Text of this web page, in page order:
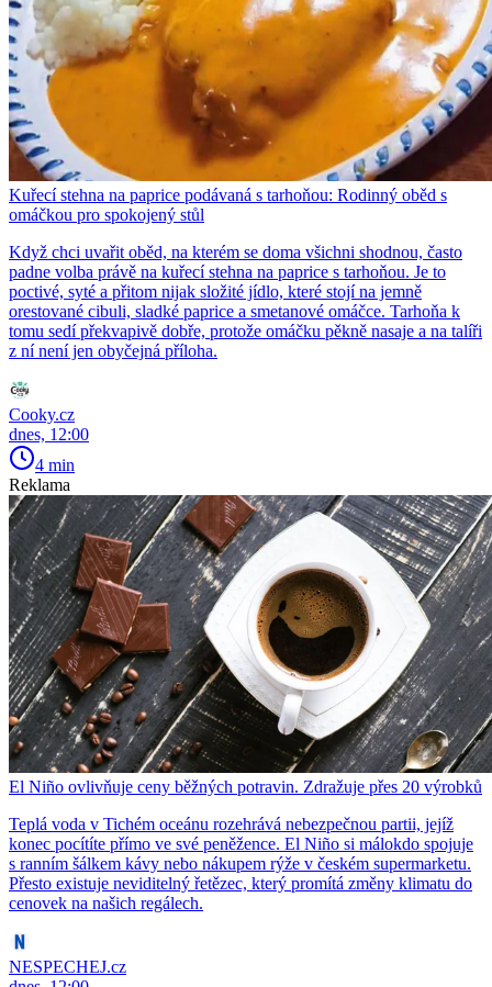
Kuřecí stehna na paprice podávaná s tarhoňou: Rodinný oběd s
omáčkou pro spokojený stůl
Když chci uvařit oběd, na kterém se doma všichni shodnou, často
padne volba právě na kuřecí stehna na paprice s tarhoňou. Je to
poctivé, syté a přitom nijak složité jídlo, které stojí na jemně
orestované cibuli, sladké paprice a smetanové omáčce. Tarhoňa k
tomu sedí překvapivě dobře, protože omáčku pěkně nasaje a na talíři
z ní není jen obyčejná příloha.
Cooky.cz
dnes, 12:00
4 min
Reklama
El Niño ovlivňuje ceny běžných potravin. Zdražuje přes 20 výrobků
Teplá voda v Tichém oceánu rozehrává nebezpečnou partii, jejíž
konec pocítíte přímo ve své peněžence. El Niño si málokdo spojuje
s ranním šálkem kávy nebo nákupem rýže v českém supermarketu.
Přesto existuje neviditelný řetězec, který promítá změny klimatu do
cenovek na našich regálech.
NESPECHEJ.cz